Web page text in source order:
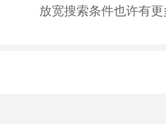
放宽搜索条件也许有